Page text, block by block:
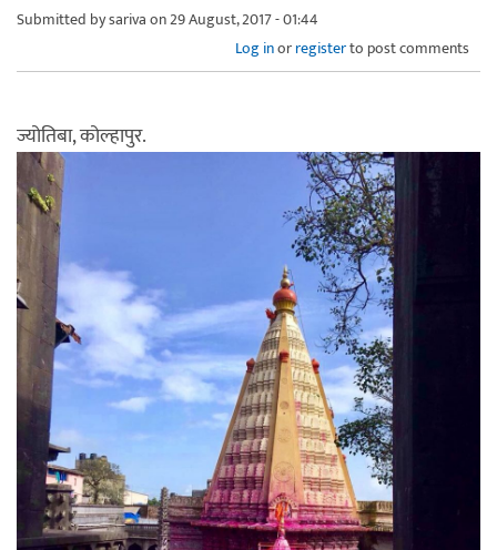
Submitted bysarivaon 29 August, 2017 - 01:44
Log inorregisterto post comments
ज्योतिबा, कोल्हापुर.